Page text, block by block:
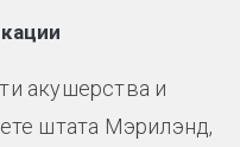
акушерства и
штата Мэрилэнд,